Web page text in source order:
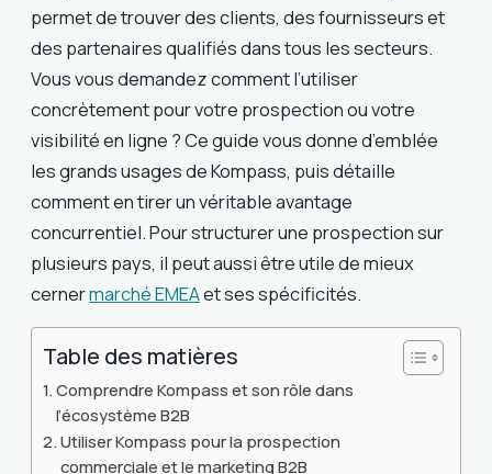
permet de trouver des clients, des fournisseurs et
des partenaires qualifiés dans tous les secteurs.
Vous vous demandez comment l’utiliser
concrètement pour votre prospection ou votre
visibilité en ligne ? Ce guide vous donne d’emblée
les grands usages de Kompass, puis détaille
comment en tirer un véritable avantage
concurrentiel. Pour structurer une prospection sur
plusieurs pays, il peut aussi être utile de mieux
cernermarché EMEAet ses spécificités.
Table des matières
Comprendre Kompass et son rôle dans
l’écosystème B2B
Utiliser Kompass pour la prospection
commerciale et le marketing B2B